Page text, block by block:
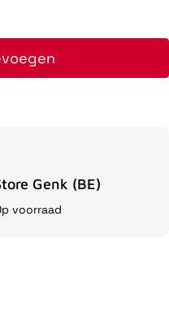
Genk (BE)
voorraad